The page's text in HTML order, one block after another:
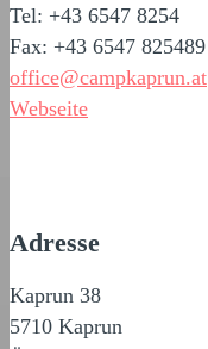
Tel: +43 6547 8254
Fax: +43 6547 825489
office@campkaprun.at
Webseite
Adresse
Kaprun 38
5710 Kaprun